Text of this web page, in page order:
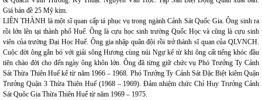
Giá bán đề 25 Mỹ kim.
LIÊN THÀNH là một sĩ quan cấp tá phục vụ trong ngành Cảnh Sát Quốc Gia. Ông sinh ra
rồi lớn lên tại thành phố Huế. Ông là cựu học sinh trường Quốc Học và cũng là cựu sinh
viên của trường Đại Học Huế. Ông gia nhập quân đội rồi trở thành sĩ quan của QLVNCH.
Cuộc đời ông gắn bó với giải sông Hương cùng núi Ngự kể từ khi ông cất tiếng khóc đầu
tiên chào đời cho đến ngày ông khôn lớn. Ông đã từng giữ chức vụ Phó Trưởng Ty Cảnh
Sát Thừa Thiên Huế kể từ năm 1966 – 1968. Phó Trưởng Ty Cảnh Sát Đặc Biệt kiêm Quận
Trưởng Quận 3 Thừa Thiên Huế (1968 – 1969). Đảm nhiệm chức Chỉ Huy Trưởng Cảnh
Sát Quôc Gia Thừa Thiên Huế từ năm 1969 – 1975.